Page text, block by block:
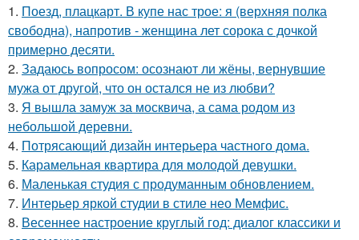
1. Поезд, плацкарт. В купе нас трое: я (верхняя полка
свободна), напротив - женщина лет сорока с дочкой
примерно десяти.
2. Задаюсь вопросом: осознают ли жёны, вернувшие
мужа от другой, что он остался не из любви?
3. Я вышла замуж за москвича, а сама родом из
небольшой деревни.
4. Потрясающий дизайн интерьера частного дома.
5. Карамельная квартира для молодой девушки.
6. Маленькая студия с продуманным обновлением.
7. Интерьер яркой студии в стиле нео Мемфис.
8. Весеннее настроение круглый год: диалог классики и